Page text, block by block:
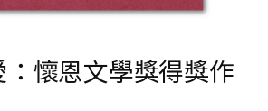
懷恩文學獎得獎作